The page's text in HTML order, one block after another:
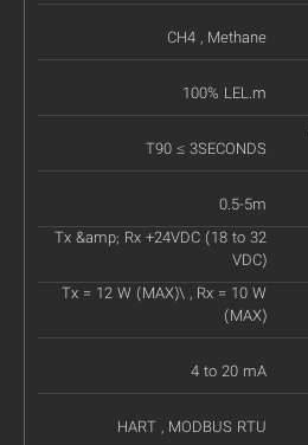
CH4 , Methane
100% LEL.m
T90 ≤ 3SECONDS
0.5-5m
Tx &amp; Rx +24VDC (18 to 32
VDC)
Tx = 12 W (MAX)\ , Rx = 10 W
(MAX)
4 to 20 mA
HART , MODBUS RTU